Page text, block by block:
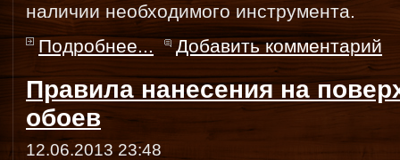
наличии необходимого инструмента.
Подробнее...
Добавить комментарий
Правила нанесения на
обоев
12.06.2013 23:48